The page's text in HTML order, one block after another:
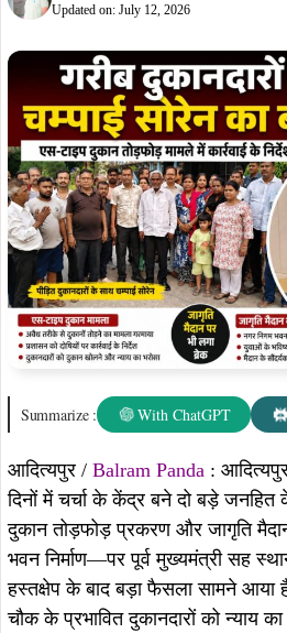
Updated on: July 12, 2026
Summarize : With ChatGPT
आदित्यपुर / Balram Panda :
दिनों में चर्चा के केंद्र बने दो बड़े जनहित
दुकान तोड़फोड़ प्रकरण और जागृति
भवन निर्माण—पर पूर्व मुख्यमंत्री सह
हस्तक्षेप के बाद बड़ा फैसला सामने
चौक के प्रभावित दुकानदारों को न्याय का